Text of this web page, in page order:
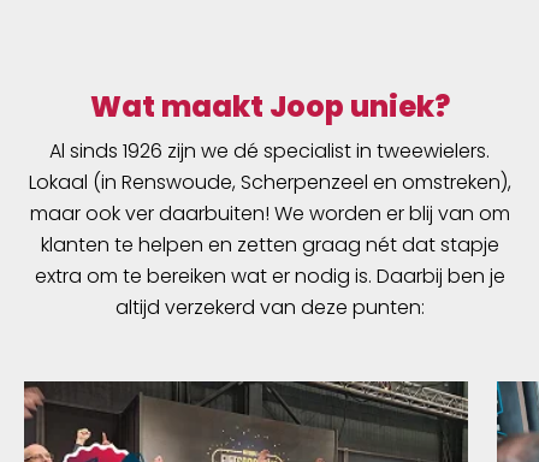
Wat maakt Joop uniek?
Al sinds 1926 zijn we dé specialist in tweewielers.
Lokaal (in Renswoude, Scherpenzeel en omstreken),
maar ook ver daarbuiten! We worden er blij van om
klanten te helpen en zetten graag nét dat stapje
extra om te bereiken wat er nodig is. Daarbij ben je
altijd verzekerd van deze punten: